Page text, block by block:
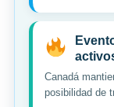
Canadá
posibilidad de